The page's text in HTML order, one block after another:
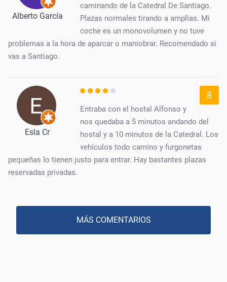
Alberto García
caminando de la Catedral De Santiago.
Plazas normales tirando a amplias. Mi
coche es un monovolumen y no tuve
problemas a la hora de aparcar o maniobrar. Recomendado si
vas a Santiago.
Esla Cr
8
Entraba con el hostal Alfonso y
nos quedaba a 5 minutos andando del
hostal y a 10 minutos de la Catedral. Los
vehículos todo camino y furgonetas
pequeñas lo tienen justo para entrar. Hay bastantes plazas
reservadas privadas.
MÁS COMENTARIOS